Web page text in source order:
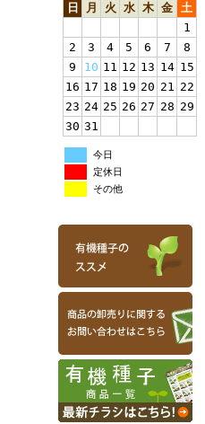
日
月 火 水 木 金 土
1
2
3 4 5 6 7
8
9
10 11 12 13 14 15
16 17 18 19 20 21 22
23 24 25 26 27 28 29
30 31
今日
定休日
その他